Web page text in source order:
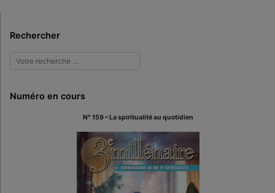
Rechercher
Numéro en cours
N° 159 – La spiritualité au quotidien